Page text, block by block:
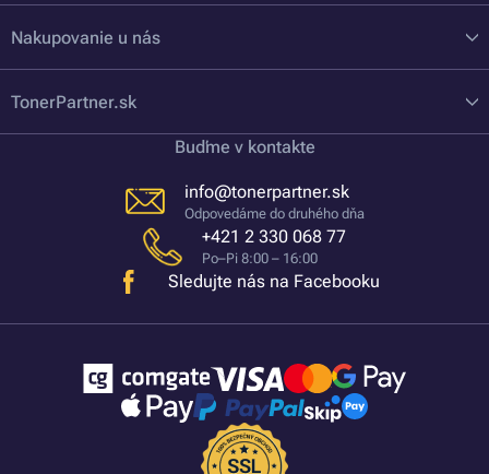
Nakupovanie u nás
TonerPartner.sk
Buďme v kontakte
info@tonerpartner.sk
Odpovedáme do druhého dňa
+421 2 330 068 77
Po–Pi 8:00 – 16:00
Sledujte nás na Facebooku